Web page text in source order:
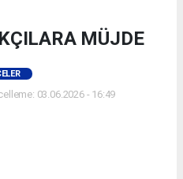
MÜJDE
03.06.2026 - 16:49